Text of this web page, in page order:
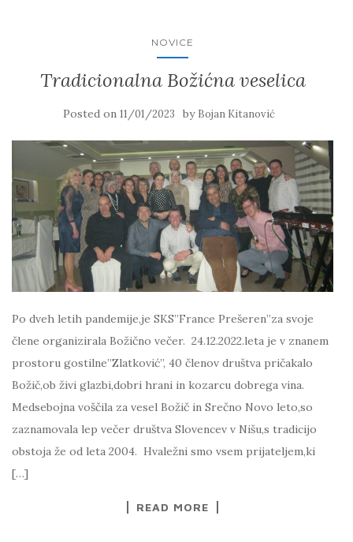
NOVICE
Tradicionalna Božićna veselica
Posted on 11/01/2023 by Bojan Kitanović
Po dveh letih pandemije,je SKS”France Prešeren”za svoje
člene organizirala Božično večer. 24.12.2022.leta je v znanem
prostoru gostilne”Zlatković”, 40 členov društva pričakalo
Božič,ob živi glazbi,dobri hrani in kozarcu dobrega vina.
Medsebojna voščila za vesel Božič in Srečno Novo leto,so
zaznamovala lep večer društva Slovencev v Nišu,s tradicijo
obstoja že od leta 2004. Hvaležni smo vsem prijateljem,ki
[…]
READ MORE